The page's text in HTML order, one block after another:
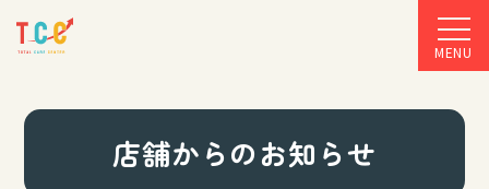
MENU
店舗からのお知らせ